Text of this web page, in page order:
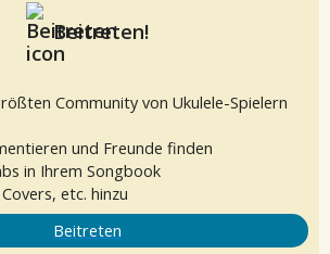
Beitreten!
Community von Ukulele-Spielern
und Freunde finden
in Ihrem Songbook
etc. hinzu
Beitreten